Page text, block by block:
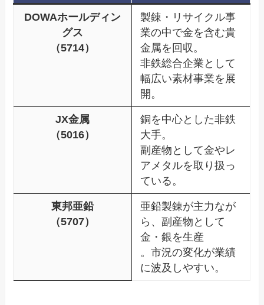
DOWAホールディン
グス
（5714）
製錬・リサイクル事
業の中で金を含む貴
金属を回収。
非鉄総合企業として
幅広い素材事業を展
開。
JX金属
（5016）
銅を中心とした非鉄
大手。
副産物として金やレ
アメタルを取り扱っ
ている。
東邦亜鉛
（5707）
亜鉛製錬が主力なが
ら、副産物として
金・銀を生産
。市況の変化が業績
に波及しやすい。